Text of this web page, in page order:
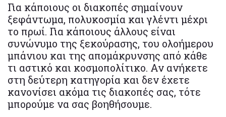
Για κάποιους οι διακοπές σημαίνουν
ξεφάντωμα, πολυκοσμία και γλέντι μέχρι
το πρωί. Για κάποιους άλλους είναι
συνώνυμο της ξεκούρασης, του ολοήμερου
μπάνιου και της απομάκρυνσης από κάθε
τι αστικό και κοσμοπολίτικο. Αν ανήκετε
στη δεύτερη κατηγορία και δεν έχετε
κανονίσει ακόμα τις διακοπές σας, τότε
μπορούμε να σας βοηθήσουμε.